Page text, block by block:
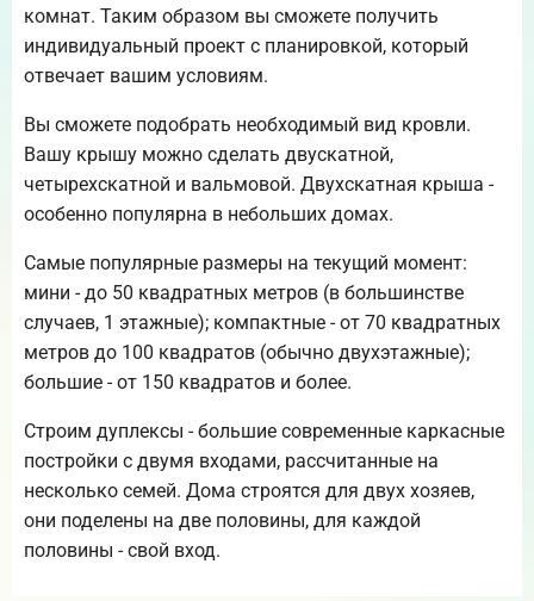
комнат. Таким образом вы сможете получить
индивидуальный проект с планировкой, который
отвечает вашим условиям.
Вы сможете подобрать необходимый вид кровли.
Вашу крышу можно сделать двускатной,
четырехскатной и вальмовой. Двухскатная крыша -
особенно популярна в небольших домах.
Самые популярные размеры на текущий момент:
мини - до 50 квадратных метров (в большинстве
случаев, 1 этажные); компактные - от 70 квадратных
метров до 100 квадратов (обычно двухэтажные);
большие - от 150 квадратов и более.
Строим дуплексы - большие современные каркасные
постройки с двумя входами, рассчитанные на
несколько семей. Дома строятся для двух хозяев,
они поделены на две половины, для каждой
половины - свой вход.